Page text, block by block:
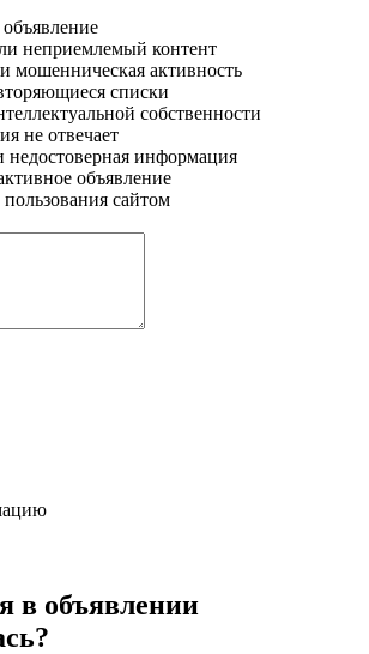
неприемлемый контент
мошенническая активность
списки
собственности
не отвечает
недостоверная информация
объявление
сайтом
в объявлении